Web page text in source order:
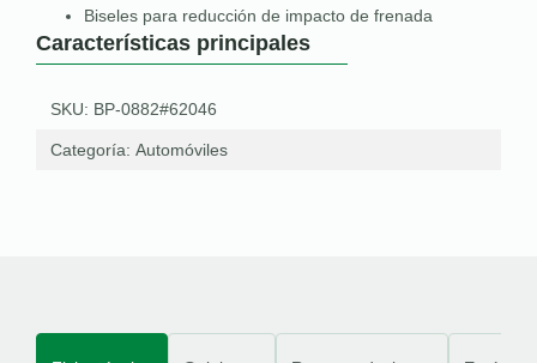
Biseles para reducción de impacto de frenada
Características principales
SKU: BP-0882#62046
Categoría: Automóviles